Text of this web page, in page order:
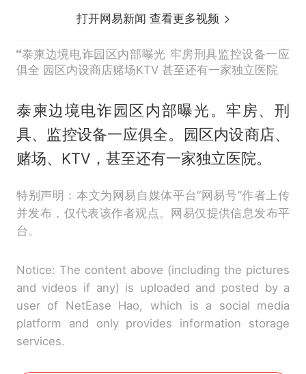
打开网易新闻 查看更多视频
泰柬边境电诈园区内部曝光 牢房刑具监控设备一应
俱全 园区内设商店赌场KTV 甚至还有一家独立医院
泰柬边境电诈园区内部曝光。牢房、刑
具、监控设备一应俱全。园区内设商店、
赌场、KTV，甚至还有一家独立医院。
特别声明：本文为网易自媒体平台“网易号”作者上传
并发布，仅代表该作者观点。网易仅提供信息发布平
台。
Notice: The content above (including the pictures
and videos if any) is uploaded and posted by a
user of NetEase Hao, which is a social media
platform and only provides information storage
services.